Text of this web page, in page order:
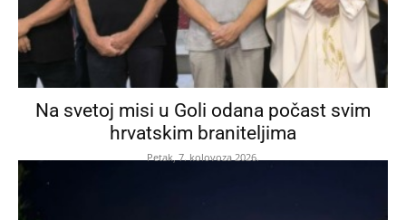
Na svetoj misi u Goli odana počast svim
hrvatskim braniteljima
Petak, 7. kolovoza 2026.